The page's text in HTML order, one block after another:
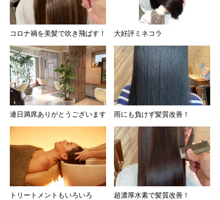
コロナ禍を美髪で吹き飛ばす！ 大好評ミネコラ
連日満席ありがとうございます 雨にも負けず髪質改善！
トリートメントもいろいろ 超濃厚水素で髪質改善！